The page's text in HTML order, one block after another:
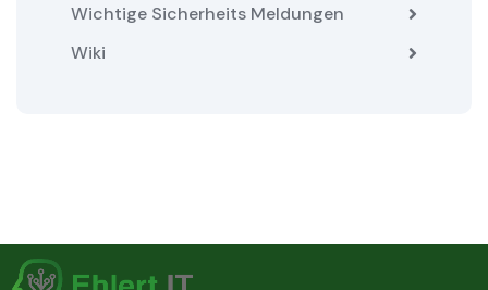
Wichtige Sicherheits Meldungen
Wiki